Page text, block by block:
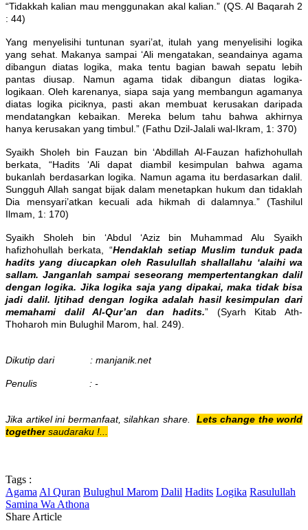
“Tidakkah kalian mau menggunakan akal kalian.” (QS. Al Baqarah 2
: 44)
Yang menyelisihi tuntunan syari’at, itulah yang menyelisihi logika
yang sehat. Makanya sampai ‘Ali mengatakan, seandainya agama
dibangun diatas logika, maka tentu bagian bawah sepatu lebih
pantas diusap. Namun agama tidak dibangun diatas logika-
logikaan. Oleh karenanya, siapa saja yang membangun agamanya
diatas logika piciknya, pasti akan membuat kerusakan daripada
mendatangkan kebaikan. Mereka belum tahu bahwa akhirnya
hanya kerusakan yang timbul.” (Fathu Dzil-Jalali wal-Ikram, 1: 370)
Syaikh Sholeh bin Fauzan bin ‘Abdillah Al-Fauzan hafizhohullah
berkata, “Hadits ‘Ali dapat diambil kesimpulan bahwa agama
bukanlah berdasarkan logika. Namun agama itu berdasarkan dalil.
Sungguh Allah sangat bijak dalam menetapkan hukum dan tidaklah
Dia mensyari’atkan kecuali ada hikmah di dalamnya.” (Tashilul
Ilmam, 1: 170)
Syaikh Sholeh bin ‘Abdul ‘Aziz bin Muhammad Alu Syaikh
hafizhohullah berkata, “Hendaklah setiap Muslim tunduk pada
hadits yang diucapkan oleh Rasulullah shallallahu ‘alaihi wa
sallam. Janganlah sampai seseorang mempertentangkan dalil
dengan logika. Jika logika saja yang dipakai, maka tidak bisa
jadi dalil. Ijtihad dengan logika adalah hasil kesimpulan dari
memahami dalil Al-Qur’an dan hadits.” (Syarh Kitab Ath-
Thoharoh min Bulughil Marom, hal. 249).
Dikutip dari : manjanik.net
Penulis : -
Jika artikel ini bermanfaat, silahkan share. Lets change the world
together saudaraku !...
Tags :
Agama Al Quran Bulughul Marom Dalil Hadits Logika Rasulullah
Samina Wa Athona
Share Article